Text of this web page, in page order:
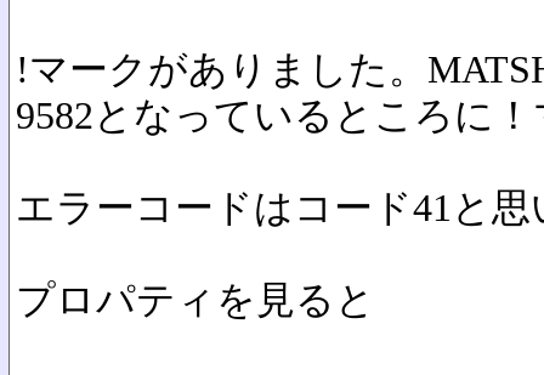
!マークがありました。
9582となっているところに
エラーコードはコード41と思
プロパティを見ると